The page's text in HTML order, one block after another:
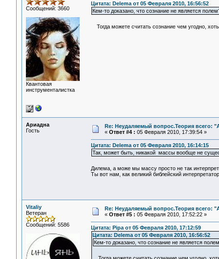
Сообщений: 3660
Квантовая
инструменталистка
Цитата: Delema от 05 Февраля 2010, 16:56:52
Кем-то доказано, что сознание не является
Тогда можете считать сознание чем угодно,
Ариадна
Гость
Re: Неудаляемый вопрос.Теория всего:
« Ответ #4 : 05 Февраля 2010, 17:39:54 »
Цитата: Delema от 05 Февраля 2010, 16:14:15
Так, может быть, никакой массы вообще не
Дилема, а може мы массу просто не так
Ты вот нам, как великий библейский
Vitaliy
Ветеран
Сообщений: 5586
Re: Неудаляемый вопрос.Теория всего:
« Ответ #5 : 05 Февраля 2010, 17:52:22 »
Цитата: Pipa от 05 Февраля 2010, 17:12:59
Цитата: Delema от 05 Февраля 2010, 16:56:52
Кем-то доказано, что сознание не является